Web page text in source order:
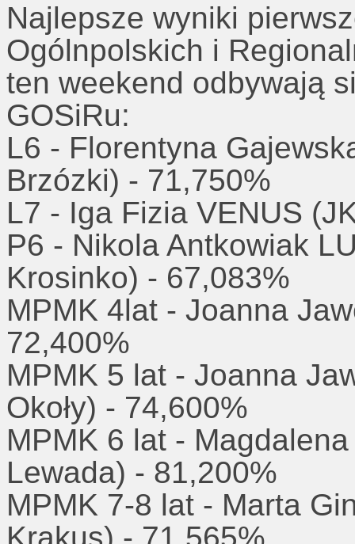
Najlepsze wyniki
Ogólnpolskich i
ten weekend odbywają
GOSiRu:
L6 - Florentyna
Brzózki) - 71,750%
L7 - Iga Fizia VENUS
P6 - Nikola Antkowiak
Krosinko) - 67,083%
MPMK 4lat - Joanna
72,400%
MPMK 5 lat - Joanna
Okoły) - 74,600%
MPMK 6 lat -
Lewada) - 81,200%
MPMK 7-8 lat - Marta